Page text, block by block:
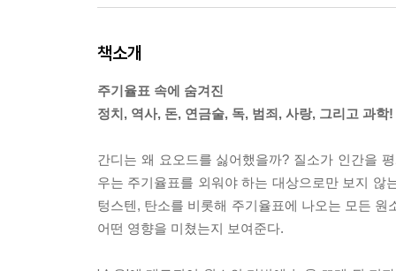
책소개
주기율표 속에 숨겨진
정치, 역사, 돈, 연금술, 독, 범죄, 사랑, 그리고 과학!
간디는 왜 요오드를 싫어했을까? 질소가 인간을
우는 주기율표를 외워야 하는 대상으로만 보지 않
텅스텐, 탄소를 비롯해 주기율표에 나오는 모든
어떤 영향을 미쳤는지 보여준다.